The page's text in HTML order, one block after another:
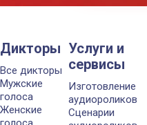
Дикторы
Все дикторы
Мужские
голоса
Женские
Услуги и
сервисы
Изготовление
аудиороликов
Сценарии